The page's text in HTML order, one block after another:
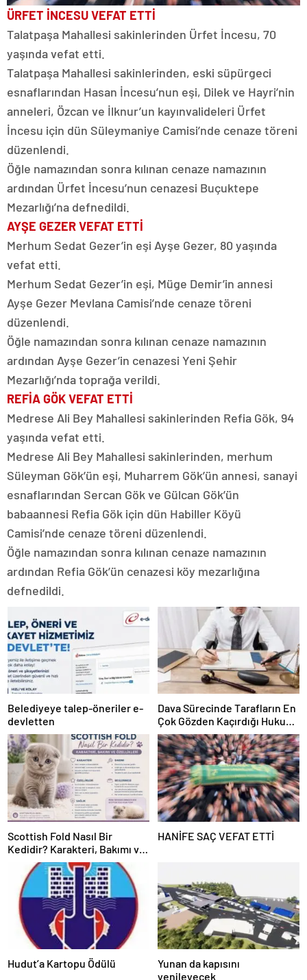
ÜRFET İNCESU VEFAT ETTİ
Talatpaşa Mahallesi sakinlerinden Ürfet İncesu, 70
yaşında vefat etti.
Talatpaşa Mahallesi sakinlerinden, eski süpürgeci
esnaflarından Hasan İncesu’nun eşi, Dilek ve Hayri’nin
anneleri, Özcan ve İlknur’un kayınvalideleri Ürfet
İncesu için dün Süleymaniye Camisi’nde cenaze töreni
düzenlendi.
Öğle namazından sonra kılınan cenaze namazının
ardından Ürfet İncesu’nun cenazesi Buçuktepe
Mezarlığı’na defnedildi.
AYŞE GEZER VEFAT ETTİ
Merhum Sedat Gezer’in eşi Ayşe Gezer, 80 yaşında
vefat etti.
Merhum Sedat Gezer’in eşi, Müge Demir’in annesi
Ayşe Gezer Mevlana Camisi’nde cenaze töreni
düzenlendi.
Öğle namazından sonra kılınan cenaze namazının
ardından Ayşe Gezer’in cenazesi Yeni Şehir
Mezarlığı’nda toprağa verildi.
REFİA GÖK VEFAT ETTİ
Medrese Ali Bey Mahallesi sakinlerinden Refia Gök, 94
yaşında vefat etti.
Medrese Ali Bey Mahallesi sakinlerinden, merhum
Süleyman Gök’ün eşi, Muharrem Gök’ün annesi, sanayi
esnaflarından Sercan Gök ve Gülcan Gök’ün
babaannesi Refia Gök için dün Habiller Köyü
Camisi’nde cenaze töreni düzenlendi.
Öğle namazından sonra kılınan cenaze namazının
ardından Refia Gök’ün cenazesi köy mezarlığına
defnedildi.
Belediyeye talep-öneriler e-
devletten
Dava Sürecinde Tarafların En
Çok Gözden Kaçırdığı Hukuki
Ayrıntılar
Scottish Fold Nasıl Bir
Kedidir? Karakteri, Bakımı ve
Özellikleri
HANİFE SAÇ VEFAT ETTİ
Hudut’a Kartopu Ödülü
Yunan da kapısını
yenileyecek